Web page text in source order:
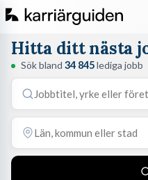
Hitta ditt nästa
Sök bland 34 845lediga jobb